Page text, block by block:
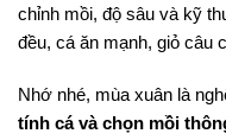
chỉnh mồi, độ sâu và kỹ
đều, cá ăn mạnh, giỏ câu
Nhớ nhé, mùa xuân là
tính cá và chọn mồi